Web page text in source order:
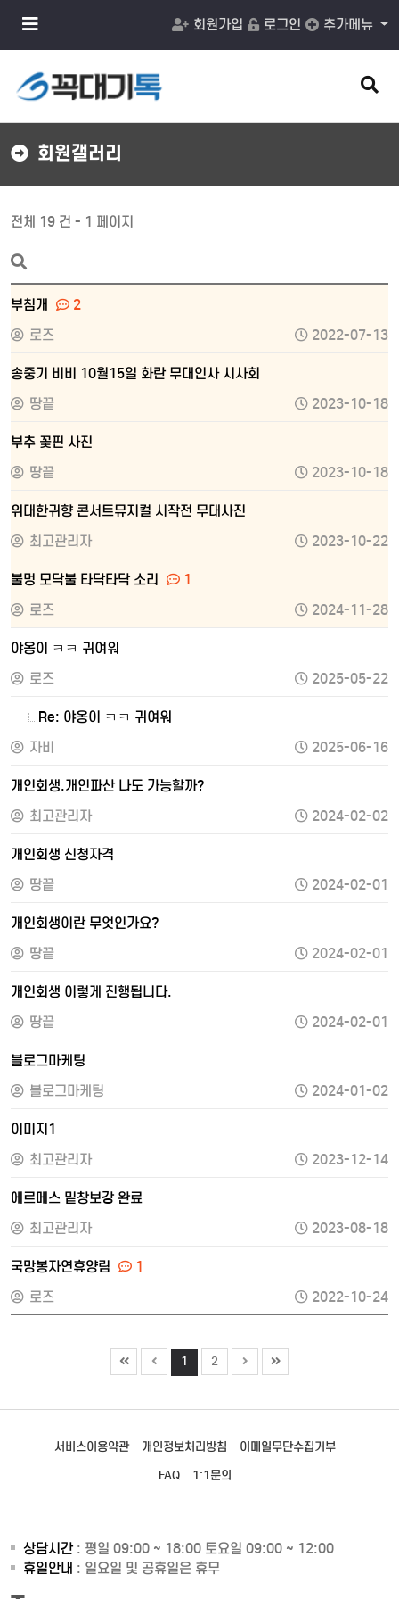
메
튼
회원가입 로그인 추가메뉴
검
색
버
회원갤러리
전체 19 건 - 1 페이지
부침개
2
로즈
2022-07-13
송중기 비비 10월15일 화란 무대인사 시사회
땅끝
2023-10-18
부추 꽃핀 사진
땅끝
2023-10-18
위대한귀향 콘서트뮤지컬 시작전 무대사진
최고관리자
2023-10-22
불멍 모닥불 타닥타닥 소리
1
로즈
2024-11-28
야옹이 ㅋㅋ 귀여워
로즈
2025-05-22
Re: 야옹이 ㅋㅋ 귀여워
자비
2025-06-16
개인회생.개인파산 나도 가능할까?
최고관리자
2024-02-02
개인회생 신청자격
땅끝
2024-02-01
개인회생이란 무엇인가요?
땅끝
2024-02-01
개인회생 이렇게 진행됩니다.
땅끝
2024-02-01
블로그마케팅
블로그마케팅
2024-01-02
이미지1
최고관리자
2023-12-14
에르메스 밑창보강 완료
최고관리자
2023-08-18
국망봉자연휴양림
1
로즈
2022-10-24
1 2
서비스이용약관 개인정보처리방침
이메일무단수집거부
FAQ
1:1문의
상담시간: 평일 09:00 ~ 18:00 토요일 09:00 ~ 12:00
휴일안내 : 일요일 및 공휴일은 휴무